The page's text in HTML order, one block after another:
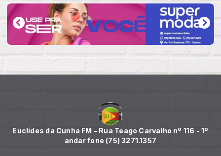
Euclides da Cunha FM - Rua Teago Carvalho nº 116 - 1º
andar fone (75) 3271.1357